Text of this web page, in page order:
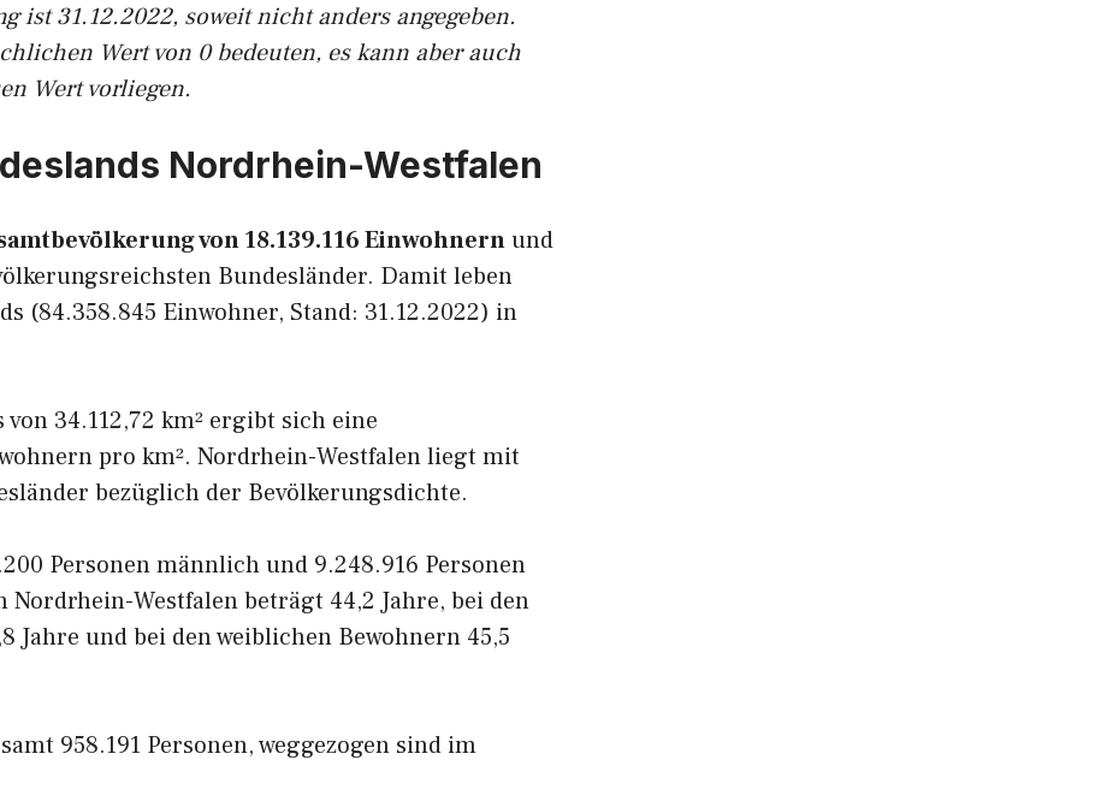
ist 31.12.2022, soweit nicht anders angegeben.
Wert von 0 bedeuten, es kann aber auch
Wert vorliegen.
Nordrhein-Westfalen
von 18.139.116 Einwohnernund
Bundesländer. Damit leben
(84.358.845 Einwohner, Stand: 31.12.2022) in
34.112,72 km² ergibt sich eine
pro km². Nordrhein-Westfalen liegt mit
bezüglich der Bevölkerungsdichte.
Personen männlich und 9.248.916 Personen
Westfalen beträgt 44,2 Jahre, bei den
Jahre und bei den weiblichen Bewohnern 45,5
958.191 Personen, weggezogen sind im